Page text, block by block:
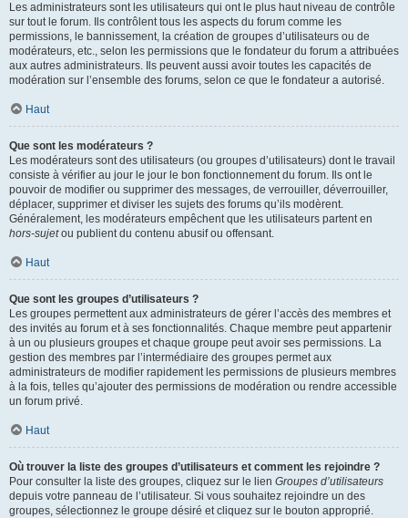
Les administrateurs sont les utilisateurs qui ont le plus haut niveau de contrôle
sur tout le forum. Ils contrôlent tous les aspects du forum comme les
permissions, le bannissement, la création de groupes d’utilisateurs ou de
modérateurs, etc., selon les permissions que le fondateur du forum a attribuées
aux autres administrateurs. Ils peuvent aussi avoir toutes les capacités de
modération sur l’ensemble des forums, selon ce que le fondateur a autorisé.
Haut
Que sont les modérateurs ?
Les modérateurs sont des utilisateurs (ou groupes d’utilisateurs) dont le travail
consiste à vérifier au jour le jour le bon fonctionnement du forum. Ils ont le
pouvoir de modifier ou supprimer des messages, de verrouiller, déverrouiller,
déplacer, supprimer et diviser les sujets des forums qu’ils modèrent.
Généralement, les modérateurs empêchent que les utilisateurs partent en
hors-sujetou publient du contenu abusif ou offensant.
Haut
Que sont les groupes d’utilisateurs ?
Les groupes permettent aux administrateurs de gérer l’accès des membres et
des invités au forum et à ses fonctionnalités. Chaque membre peut appartenir
à un ou plusieurs groupes et chaque groupe peut avoir ses permissions. La
gestion des membres par l’intermédiaire des groupes permet aux
administrateurs de modifier rapidement les permissions de plusieurs membres
à la fois, telles qu’ajouter des permissions de modération ou rendre accessible
un forum privé.
Haut
Où trouver la liste des groupes d’utilisateurs et comment les rejoindre ?
Pour consulter la liste des groupes, cliquez sur le lien Groupes d’utilisateurs
depuis votre panneau de l’utilisateur. Si vous souhaitez rejoindre un des
groupes, sélectionnez le groupe désiré et cliquez sur le bouton approprié.